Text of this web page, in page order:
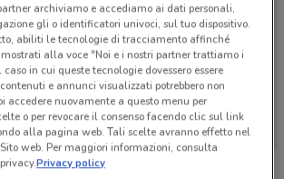
momento non abbiamo pubblicato
tua zona. Riprova più tardi.
archiviamo e accediamo ai dati personali,
gli o identificatori univoci, sul tuo dispositivo.
abiliti le tecnologie di tracciamento affinché
alla voce "Noi e i nostri partner trattiamo i
in cui queste tecnologie dovessero essere
e annunci visualizzati potrebbero non
accedere nuovamente a questo menu per
o per revocare il consenso facendo clic sul link
alla pagina web. Tali scelte avranno effetto nel
web. Per maggiori informazioni, consulta
Privacy policy